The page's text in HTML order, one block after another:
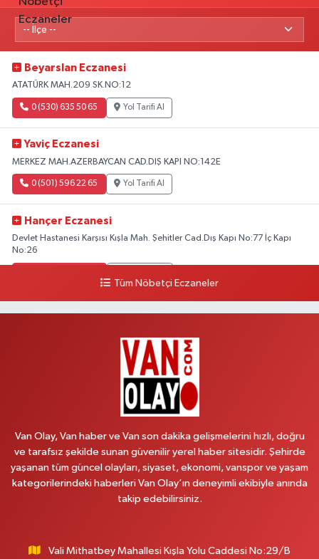
Beyarslan Eczanesi
ATATÜRK MAH.209 SK.NO:12
0 (530) 635 50 65 Yol Tarifi Al
Yaviç Eczanesi
MERKEZ MAH.AZERBAYCAN CAD.DIŞ KAPI NO:142E
0 (501) 596 22 65 Yol Tarifi Al
Hançer Eczanesi
Devlet Hastanesi Karşısı Kışla Mah. Şehitler Cad.Dış Kapı No:77 İç Kapı
No:26
Yol Tarifi Al
ÖZEL AKDAMAR HASTANESİ KARŞISI HATUNİYE MAH.ASMİN SK.NO:11
Çağatay Eczanesi
MAHMUDİYE MAH.VAN-SARAY YOLU 113 D
Yol Tarifi Al
YENİŞEHİR MAH. 117.SOKAK 7-9Ahastane karşısı
Tüm Nöbetçi Eczaneler
Van Olay, Van haber ve Van son dakika gelişmelerini hızlı, doğru
ve tarafsız şekilde sunan güvenilir yerel haber sitesidir. Şehirde
yaşanan tüm güncel olayları, siyaset, ekonomi, vanspor ve yaşam
kategorilerindeki haberleri Van Olay’ın deneyimli ekibiyle anında
takip edebilirsiniz.
Vali Mithatbey Mahallesi Kışla Yolu Caddesi No:29/B